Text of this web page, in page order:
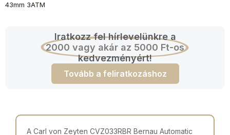
43mm 3ATM
Iratkozz fel hírlevelünkre a
2000 vagy akár az 5000 Ft-os
kedvezményért!
Tovább a feliratkozáshoz
A Carl von Zeyten CVZ033RBR Bernau Automatic